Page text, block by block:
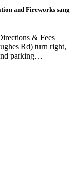
and Fireworks sang
& Fees
Rd) turn right,
parking…